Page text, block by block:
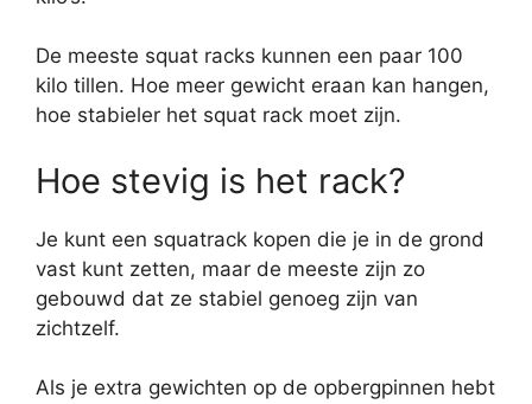
De meeste squat racks kunnen een paar 100
kilo tillen. Hoe meer gewicht eraan kan hangen,
hoe stabieler het squat rack moet zijn.
Hoe stevig is het rack?
Je kunt een squatrack kopen die je in de grond
vast kunt zetten, maar de meeste zijn zo
gebouwd dat ze stabiel genoeg zijn van
zichtzelf.
Als je extra gewichten op de opbergpinnen hebt